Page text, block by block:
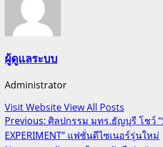
ผู้ดูแลระบบ
Administrator
Visit WebsiteView All Posts
Post
navigation
Previous: ศิลปกรรม มทร.ธัญบุรี โชว์
EXPERIMENT” แฟชั่นดีไซเนอร์รุ่นใหม่